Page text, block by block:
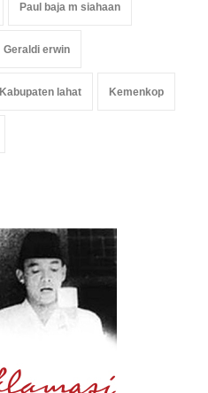
Paul baja m siahaan
Geraldi erwin
Kabupaten lahat Kemenkop